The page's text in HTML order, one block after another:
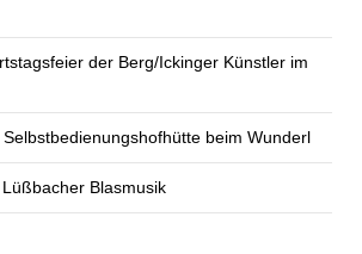
der Berg/Ickinger Künstler im
beim Wunderl
Blasmusik